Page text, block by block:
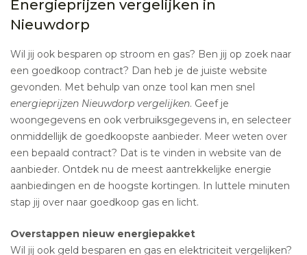
Energieprijzen vergelijken in
Nieuwdorp
Wil jij ook besparen op stroom en gas? Ben jij op zoek naar
een goedkoop contract? Dan heb je de juiste website
gevonden. Met behulp van onze tool kan men snel
energieprijzen Nieuwdorp vergelijken. Geef je
woongegevens en ook verbruiksgegevens in, en selecteer
onmiddellijk de goedkoopste aanbieder. Meer weten over
een bepaald contract? Dat is te vinden in website van de
aanbieder. Ontdek nu de meest aantrekkelijke energie
aanbiedingen en de hoogste kortingen. In luttele minuten
stap jij over naar goedkoop gas en licht.
Overstappen nieuw energiepakket
Wil jij ook geld besparen en gas en elektriciteit vergelijken?